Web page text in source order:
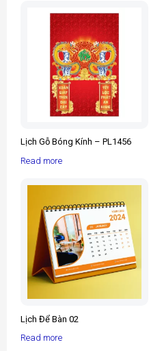
Lịch Gỗ Bóng Kính – PL1456
Read more
Lịch Để Bàn 02
Read more